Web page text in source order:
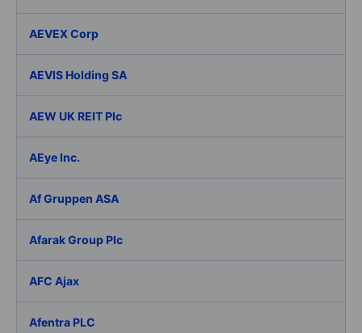
AEVEX Corp
AEVIS Holding SA
AEW UK REIT Plc
AEye Inc.
Af Gruppen ASA
Afarak Group Plc
AFC Ajax
Afentra PLC